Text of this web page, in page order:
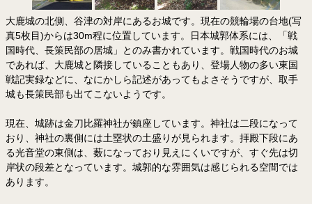
大鹿城の北側、谷津の対岸にあるお城です。現在の競輪場の台地(写
真5枚目)からは30m程に位置しています。日本城郭体系には、「戦
国時代、長策民部の居城」とのみ書かれています。戦国時代のお城
であれば、大鹿城と隣接していることもあり、登場人物の多い東国
戦記実録などに、なにかしら記述があってもよさそうですが、取手
城も長策民部も出てこないようです。
現在、城跡は金刀比羅神社が鎮座しています。神社は二段になって
おり、神社の裏側には土塁状の土盛りが見られます。拝殿下段にあ
る光音堂の東側は、薮になっており見えにくいですが、すぐ先は切
岸状の段差となっています。城郭的な雰囲気は感じられる空間では
あります。